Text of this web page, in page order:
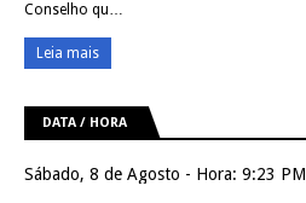
Conselho qu…
Leia mais
DATA / HORA
Sábado, 8 de Agosto - Hora: 9:23 PM